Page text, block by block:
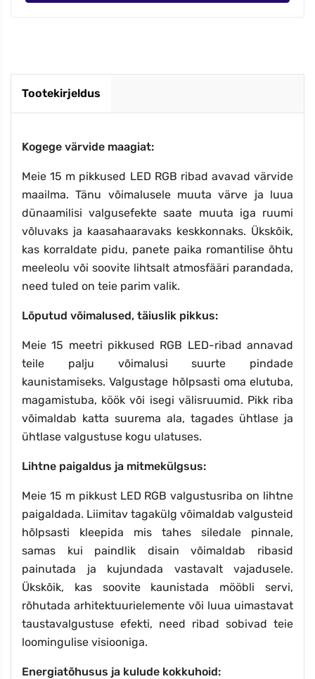
Tootekirjeldus
Kogege värvide maagiat:
Meie 15 m pikkused LED RGB ribad avavad värvide
maailma. Tänu võimalusele muuta värve ja luua
dünaamilisi valgusefekte saate muuta iga ruumi
võluvaks ja kaasahaaravaks keskkonnaks. Ükskõik,
kas korraldate pidu, panete paika romantilise õhtu
meeleolu või soovite lihtsalt atmosfääri parandada,
need tuled on teie parim valik.
Lõputud võimalused, täiuslik pikkus:
Meie 15 meetri pikkused RGB LED-ribad annavad
teile palju võimalusi suurte pindade
kaunistamiseks. Valgustage hõlpsasti oma elutuba,
magamistuba, köök või isegi välisruumid. Pikk riba
võimaldab katta suurema ala, tagades ühtlase ja
ühtlase valgustuse kogu ulatuses.
Lihtne paigaldus ja mitmekülgsus:
Meie 15 m pikkust LED RGB valgustusriba on lihtne
paigaldada. Liimitav tagakülg võimaldab valgusteid
hõlpsasti kleepida mis tahes siledale pinnale,
samas kui paindlik disain võimaldab ribasid
painutada ja kujundada vastavalt vajadusele.
Ükskõik, kas soovite kaunistada mööbli servi,
rõhutada arhitektuurielemente või luua uimastavat
taustavalgustuse efekti, need ribad sobivad teie
loomingulise visiooniga.
Energiatõhusus ja kulude kokkuhoid: